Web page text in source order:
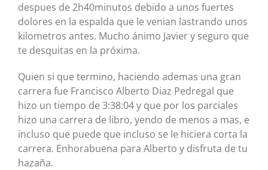
despues de 2h40minutos debido a unos fuertes
dolores en la espalda que le venian lastrando unos
kilometros antes. Mucho ánimo Javier y seguro que
te desquitas en la próxima.
Quien si que termino, haciendo ademas una gran
carrera fue Francisco Alberto Diaz Pedregal que
hizo un tiempo de 3:38:04 y que por los parciales
hizo una carrera de libro, yendo de menos a mas, e
incluso que puede que incluso se le hiciera corta la
carrera. Enhorabuena para Alberto y disfruta de tu
hazaña.